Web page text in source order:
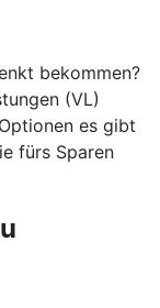
bekommen?
(VL)
es gibt
fürs Sparen